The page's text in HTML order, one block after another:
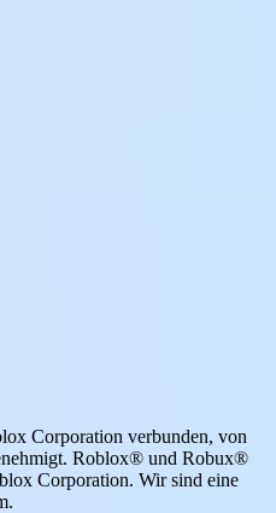
Corporation verbunden, von
Roblox® und Robux®
Corporation. Wir sind eine